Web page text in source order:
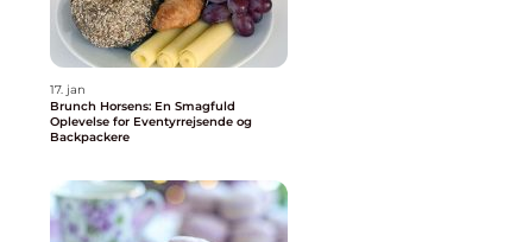
17. jan
Brunch Horsens: En Smagfuld
Oplevelse for Eventyrrejsende og
Backpackere